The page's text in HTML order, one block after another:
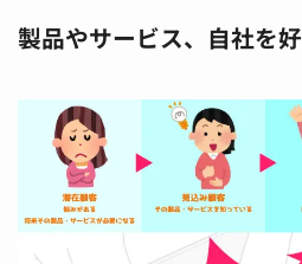
製品やサービス、自社を